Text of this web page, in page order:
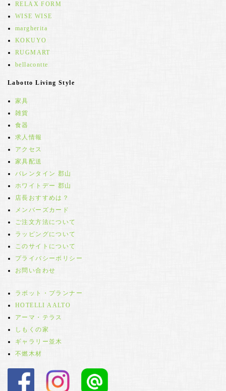
RELAX FORM
WISE WISE
margherita
KOKUYO
RUGMART
bellacontte
Labotto Living Style
家具
雑貨
食器
求人情報
アクセス
家具配送
バレンタイン 郡山
ホワイトデー 郡山
店長おすすめは？
メンバーズカード
ご注文方法について
ラッピングについて
このサイトについて
プライバシーポリシー
お問い合わせ
ラボット・プランナー
HOTELLI AALTO
アーマ・テラス
しもくの家
ギャラリー並木
不燃木材